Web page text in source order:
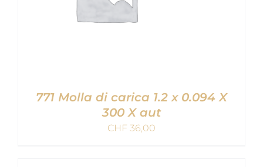
771 Molla di carica 1.2 x 0.094 X
300 X aut
CHF 36,00